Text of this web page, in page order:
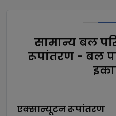
सामान्य बल
रूपांतरण - बल
एक्सान्यूटनरूपांतरण